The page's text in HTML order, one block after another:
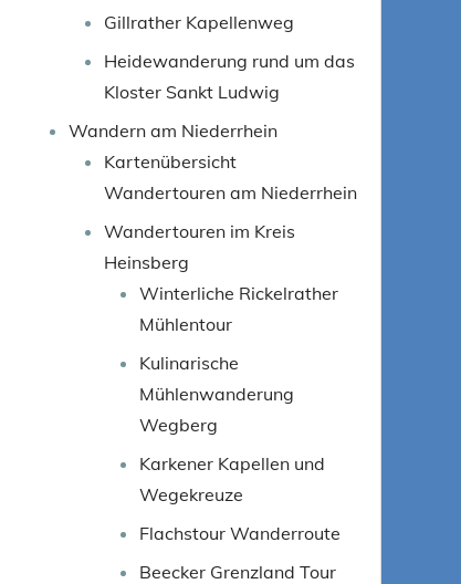
Gillrather Kapellenweg
Heidewanderung rund um das
Kloster Sankt Ludwig
Wandern am Niederrhein
Kartenübersicht
Wandertouren am Niederrhein
Wandertouren im Kreis
Heinsberg
Winterliche Rickelrather
Mühlentour
Kulinarische
Mühlenwanderung
Wegberg
Karkener Kapellen und
Wegekreuze
Flachstour Wanderroute
Beecker Grenzland Tour